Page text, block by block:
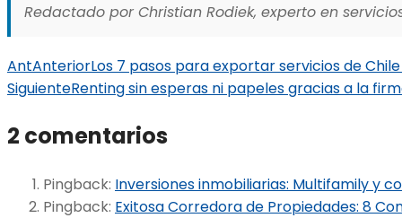
Redactado por Christian Rodiek, experto en
AntAnteriorLos 7 pasos para exportar servicios de
SiguienteRenting sin esperas ni papeles gracias a la
2 comentarios
Pingback: Inversiones inmobiliarias: Multifamily y
Pingback: Exitosa Corredora de Propiedades: 8